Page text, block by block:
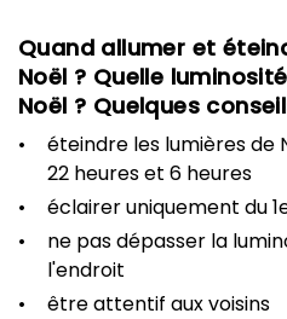
Quand allumer et
Noël ? Quelle
Noël ? Quelques
éteindre les lumières de
22 heures et 6 heures
éclairer uniquement du
ne pas dépasser la
l'endroit
être attentif aux voisins